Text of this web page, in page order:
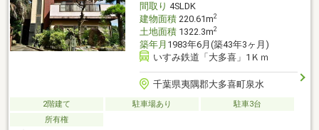
間取り 4SLDK
建物面積220.61m2
土地面積1322.3m2
築年月 1983年6月(築43年3ヶ月)
いすみ鉄道「大多喜」1Ｋｍ
千葉県夷隅郡大多喜町泉水
2階建て 駐車場あり
駐車3台
所有権